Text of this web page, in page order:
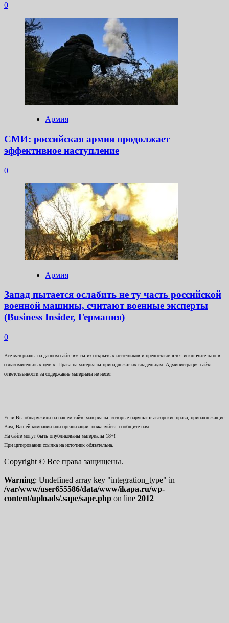
0
Армия
СМИ: российская армия продолжает
эффективное наступление
0
Армия
Запад пытается ослабить не ту часть российской
военной машины, считают военные эксперты
(Business Insider, Германия)
0
Все материалы на данном сайте взяты из открытых источников и предоставляются исключительно в
ознакомительных целях. Права на материалы принадлежат их владельцам. Администрация сайта
ответственности за содержание материала не несет.
Если Вы обнаружили на нашем сайте материалы, которые нарушают авторские права, принадлежащие
Вам, Вашей компании или организации, пожалуйста, сообщите нам.
На сайте могут быть опубликованы материалы 18+!
При цитировании ссылка на источник обязательна.
Copyright © Все права защищены.
Warning: Undefined array key "integration_type" in
/var/www/user655586/data/www/ikapa.ru/wp-
content/uploads/.sape/sape.php on line 2012